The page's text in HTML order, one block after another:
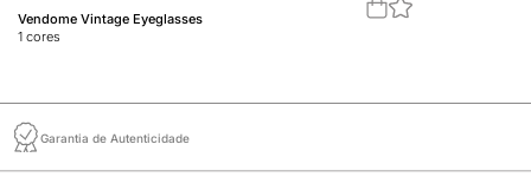
Vendome Vintage Eyeglasses
1 cores
Garantia de Autenticidade